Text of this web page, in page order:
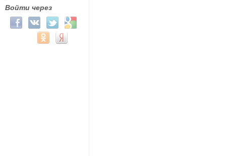
Войти через
Login with Facebook
Login with ВКонтакте
Login with Twitter
Login with Google
Login with Mail.ru
Login with Одноклассники
Login with Яндекс